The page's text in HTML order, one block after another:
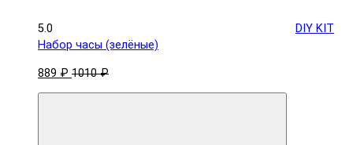
5.0
DIY KIT
Набор часы (зелёные)
889 ₽ 1010 ₽